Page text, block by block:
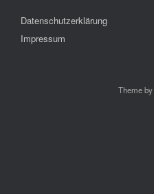
Datenschutzerklärung
Impressum
Theme by